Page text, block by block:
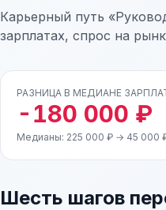
Карьерный путь
зарплатах, спрос на
РАЗНИЦА В МЕДИАНЕ
-180 000 ₽
Медианы: 225 000 ₽ → 45 000
Шесть шагов